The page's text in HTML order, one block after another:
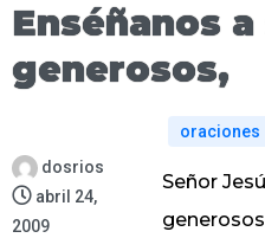
Enséñanos
generosos,
dosrios
abril 24,
2009
oraciones
Señor